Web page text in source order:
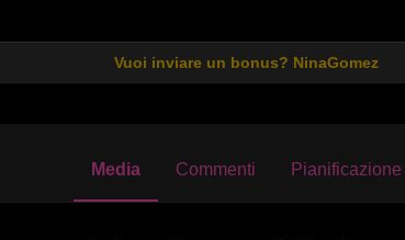
Vuoi inviare un bonus? NinaGomez
Media Commenti Pianificazione